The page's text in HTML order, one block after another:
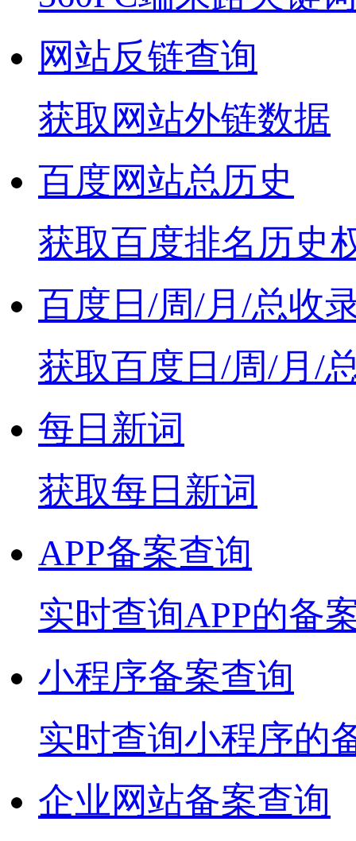
网站反链查询
获取网站外链数据
百度网站总历史
获取百度排名历史
百度日/周/月/总收
获取百度日/周/月/
每日新词
获取每日新词
APP备案查询
实时查询APP的备
小程序备案查询
实时查询小程序的
企业网站备案查询